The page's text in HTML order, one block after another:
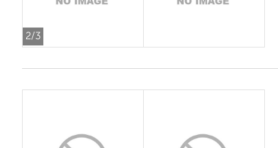
2/3